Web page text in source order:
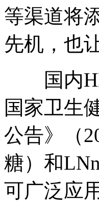
等渠道将
先机，也
国内
国家卫生
公告》（
糖）和
可广泛应